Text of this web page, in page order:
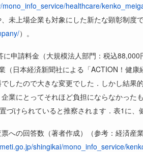
healthcare/
未上場企業も対象にした新たな顕彰制度
）。
に申請料金（大規模法人部門：税込88,000
（日本経済新聞社による「ACTION ！健康
したので大きな変更でした．しかし結
業にとってそれほど負担にならなかった
づけられていると推察されます．表1 に、
への回答数（著者作成）（参考：経済産
shingikai/mono_info_service/